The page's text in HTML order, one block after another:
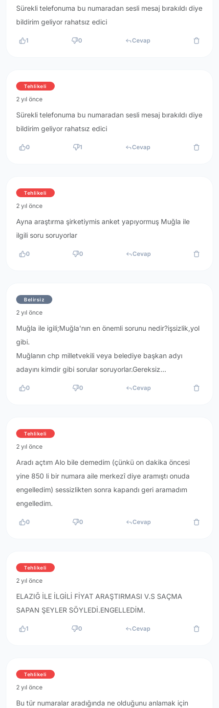
Sürekli telefonuma bu numaradan sesli mesaj bırakıldı diye
bildirim geliyor rahatsız edici
1 0 Cevap
Tehlikeli
2 yıl önce
Sürekli telefonuma bu numaradan sesli mesaj bırakıldı diye
bildirim geliyor rahatsız edici
0 1 Cevap
Tehlikeli
2 yıl önce
Ayna araştırma şirketiymis anket yapıyormuş Muğla ile
ilgili soru soruyorlar
0 0 Cevap
Belirsiz
2 yıl önce
Muğla ile igili;Muğla'nın en önemli sorunu nedir?işsizlik,yol
gibi.
Muğlanın chp milletvekili veya belediye başkan adyı
adayını kimdir gibi sorular soruyorlar.Gereksiz...
0 0 Cevap
Tehlikeli
2 yıl önce
Aradı açtım Alo bile demedim (çünkü on dakika öncesi
yine 850 li bir numara aile merkezî diye aramıştı onuda
engelledim) sessizlikten sonra kapandı geri aramadım
engelledim.
0 0 Cevap
Tehlikeli
2 yıl önce
ELAZIĞ İLE İLGİLİ FİYAT ARAŞTIRMASI V.S SAÇMA
SAPAN ŞEYLER SÖYLEDİ.ENGELLEDİM.
1 0 Cevap
Tehlikeli
2 yıl önce
Bu tür numaralar aradığında ne olduğunu anlamak için